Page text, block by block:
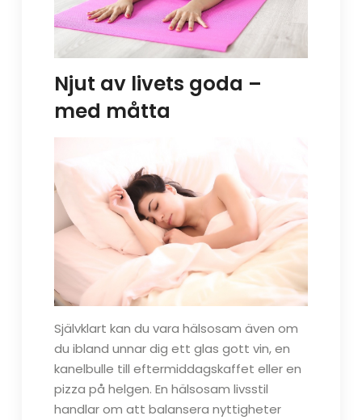
Njut av livets goda –
med måtta
Självklart kan du vara hälsosam även om
du ibland unnar dig ett glas gott vin, en
kanelbulle till eftermiddagskaffet eller en
pizza på helgen. En hälsosam livsstil
handlar om att balansera nyttigheter